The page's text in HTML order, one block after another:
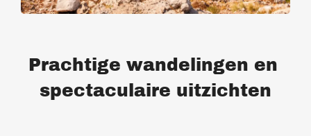
Prachtige wandelingen en
spectaculaire uitzichten